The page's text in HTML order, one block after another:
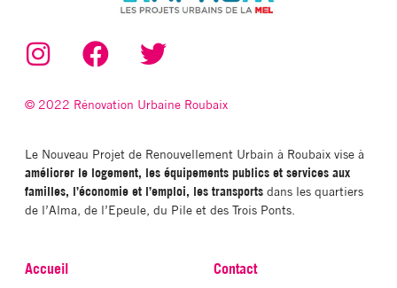
© 2022 Rénovation Urbaine Roubaix
Accueil Contact
Le Nouveau Projet de Renouvellement Urbain à Roubaix vise à
améliorer le logement, les équipements publics et services aux
familles, l’économie et l’emploi, les transports dans les quartiers
de l’Alma, de l’Epeule, du Pile et des Trois Ponts.